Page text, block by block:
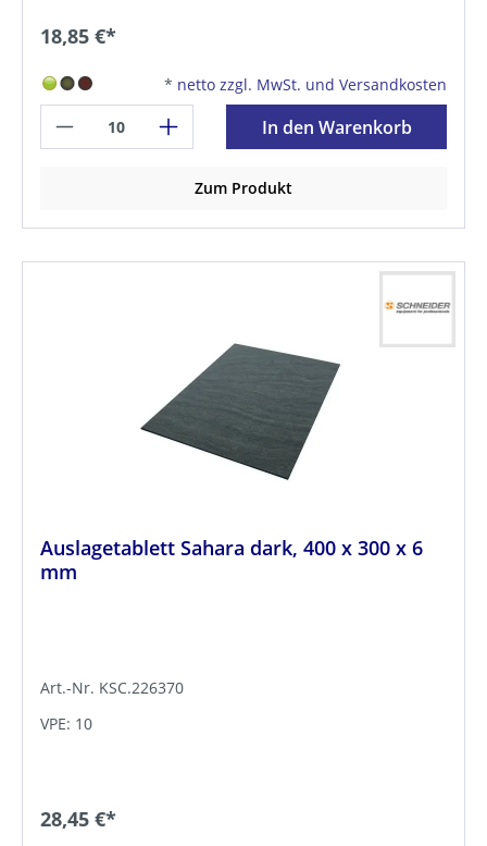
18,85 €*
* netto zzgl. MwSt. und Versandkosten
In den Warenkorb
Zum Produkt
Auslagetablett Sahara dark, 400 x 300 x 6
mm
Art.-Nr. KSC.226370
VPE: 10
28,45 €*